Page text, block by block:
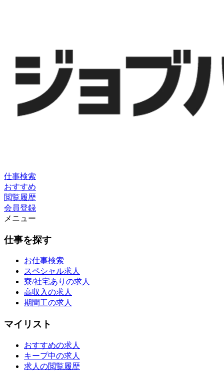
仕事検索
おすすめ
閲覧履歴
会員登録
メニュー
仕事を探す
お仕事検索
スペシャル求人
寮/社宅ありの求人
高収入の求人
期間工の求人
マイリスト
おすすめの求人
キープ中の求人
求人の閲覧履歴